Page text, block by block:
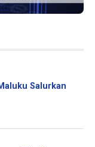
Salurkan